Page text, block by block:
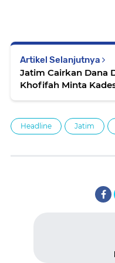
Artikel Selanjutnya
Jatim Cairkan Dana
Khofifah Minta
Headline Jatim